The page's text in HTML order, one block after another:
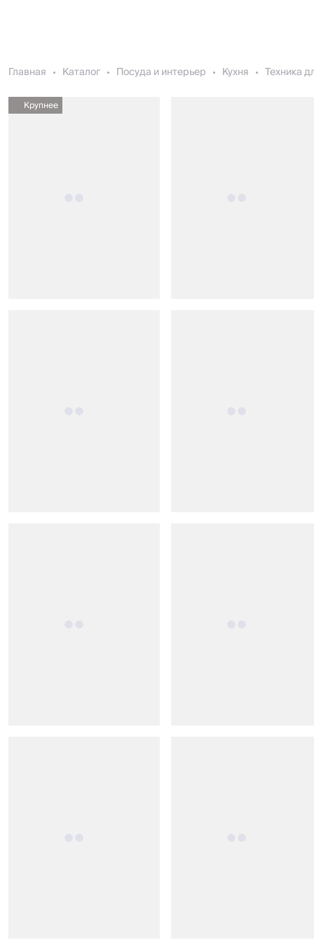
Главная Каталог Посуда и интерьер Кухня Техника
Крупнее